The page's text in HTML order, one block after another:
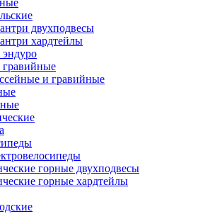
двухподвесы
хардтейлы
и гравийные
горные двухподвесы
горные хардтейлы